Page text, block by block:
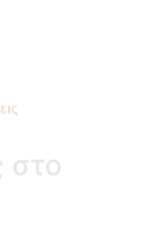
στο